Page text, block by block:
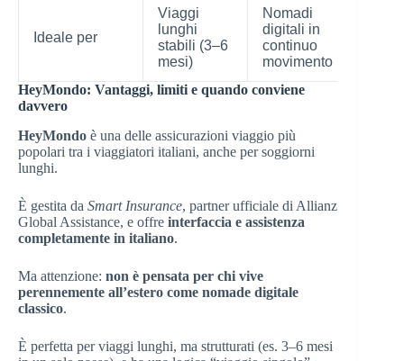
Ideale per
Viaggi
lunghi
stabili (3–6
mesi)
Nomadi
digitali in
continuo
movimento
HeyMondo: Vantaggi, limiti e quando conviene
davvero
HeyMondo è una delle assicurazioni viaggio più
popolari tra i viaggiatori italiani, anche per soggiorni
lunghi.
È gestita da Smart Insurance, partner ufficiale di Allianz
Global Assistance, e offre interfaccia e assistenza
completamente in italiano.
Ma attenzione: non è pensata per chi vive
perennemente all’estero come nomade digitale
classico.
È perfetta per viaggi lunghi, ma strutturati (es. 3–6 mesi